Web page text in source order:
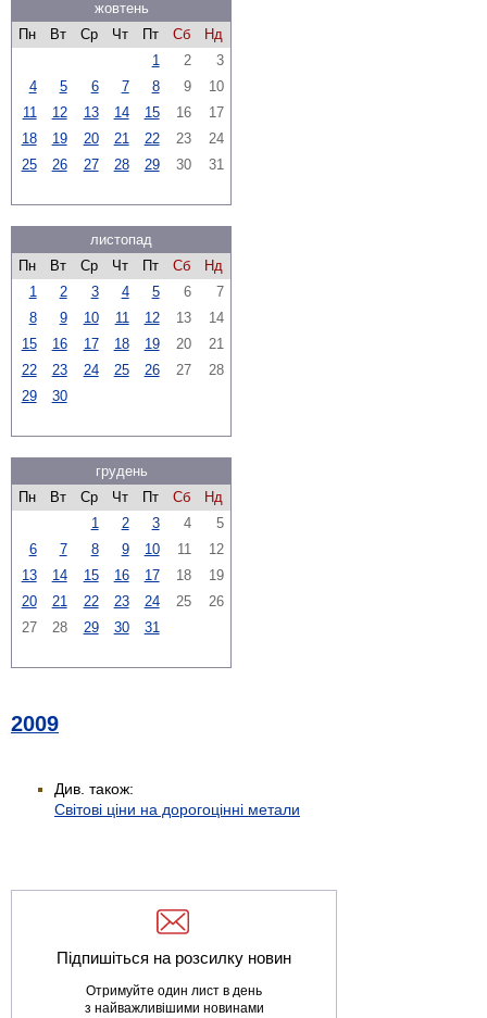
жовтень
Пн
Вт Ср Чт Пт Сб
Нд
1
2
3
4
5 6 7 8 9
10
11
12 13 14 15 16
17
18
19 20 21 22 23
24
25
26 27 28 29 30 31
листопад
Пн
Вт Ср Чт Пт Сб
Нд
1
2 3 4 5 6
7
8
9 10 11 12 13
14
15
16 17 18 19 20
21
22
23 24 25 26 27
28
29
30
грудень
Пн
Вт Ср Чт Пт Сб
Нд
1
2 3 4
5
6
7 8 9 10 11
12
13
14 15 16 17 18
19
20
21 22 23 24 25
26
27
28 29 30 31
2009
Див. також:
Світові ціни на дорогоцінні метали
Підпишіться на розсилку новин
Отримуйте один лист в день
з найважливішими новинами